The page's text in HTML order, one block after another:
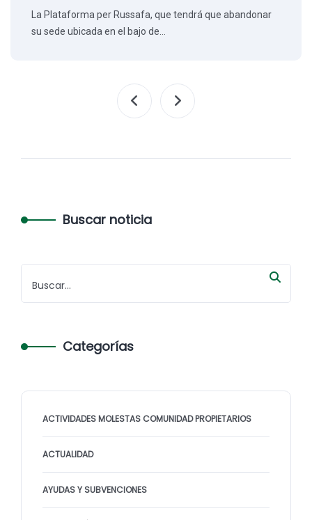
La Plataforma per Russafa, que tendrá que abandonar
su sede ubicada en el bajo de…
Buscar noticia
Categorías
ACTIVIDADES MOLESTAS COMUNIDAD PROPIETARIOS
ACTUALIDAD
AYUDAS Y SUBVENCIONES